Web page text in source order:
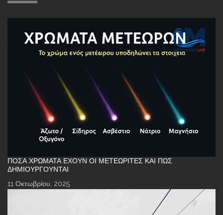
ΠΌΣΑ ΧΡΏΜΑΤΑ ΈΧΟΥΝ ΟΙ ΜΕΤΕΩΡΊΤΕΣ ΚΑΙ ΠΏΣ
ΔΗΜΙΟΥΡΓΟΎΝΤΑΙ
11 Οκτωβρίου, 2025